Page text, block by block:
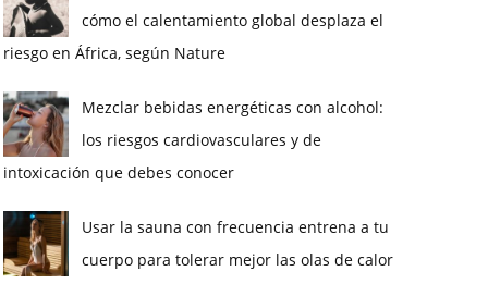
cómo el calentamiento global desplaza el
riesgo en África, según Nature
Mezclar bebidas energéticas con alcohol:
los riesgos cardiovasculares y de
intoxicación que debes conocer
Usar la sauna con frecuencia entrena a tu
cuerpo para tolerar mejor las olas de calor